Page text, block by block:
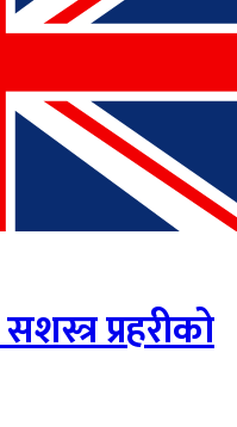
प्रहरीको